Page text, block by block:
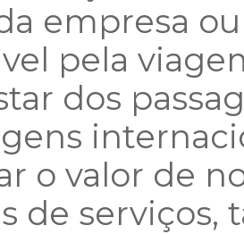
empresa
pela
dos
o valor de
de serviços,